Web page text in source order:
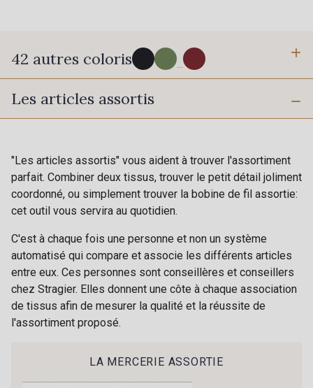
42 autres coloris ...
280 - Black
10 - Blanc optique Stragier 18 - Ivoire clair Stragier
130 - Cameo 140 - Almond
310 - Bloom 410 - Blush
Les articles assortis
"Les articles assortis" vous aident à trouver l'assortiment
parfait. Combiner deux tissus, trouver le petit détail joliment
coordonné, ou simplement trouver la bobine de fil assortie:
cet outil vous servira au quotidien.
C'est à chaque fois une personne et non un système
automatisé qui compare et associe les différents articles
entre eux. Ces personnes sont conseillères et conseillers
chez Stragier. Elles donnent une côte à chaque association
de tissus afin de mesurer la qualité et la réussite de
l'assortiment proposé.
LA MERCERIE ASSORTIE
Cadeau : 10% offerts sur votre
commande !
Pour vous, couture rime avec détente ?
Vous aimez les beaux tissus ?
Recevez chaque semaine un clin d’œil rempli de
nouveautés, d’inspirations et de promotions.